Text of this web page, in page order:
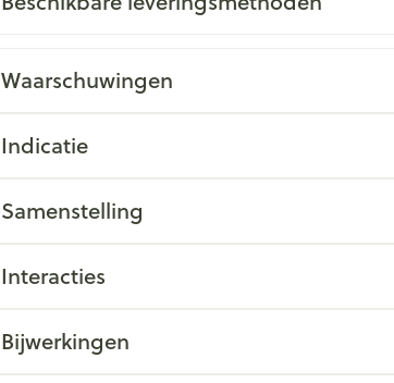
Waarschuwingen
Indicatie
Samenstelling
Interacties
Bijwerkingen